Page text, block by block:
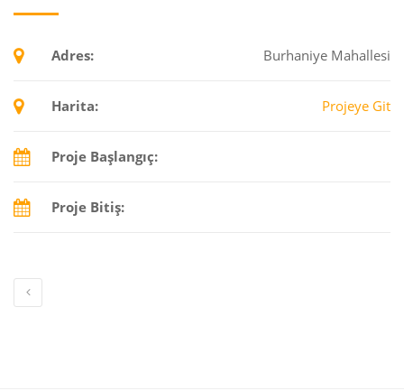
Adres: Burhaniye Mahallesi
Harita: Projeye Git
Proje Başlangıç:
Proje Bitiş: